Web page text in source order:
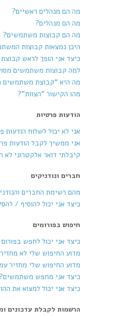
מה הם מנהלים ראשיים?
מה הם מנהלים?
מה הם קבוצות משתמשים?
היכן נמצאות קבוצות
כיצד אני הופך לראש
למה קבוצות משתמשים
מה היא “קבוצת משתמשים
מהו הקישור “הצוות”?
הודעות פרטיות
אני לא יכול לשלוח הודעות
אני ממשיך לקבל הודעות
קיבלתי דואר אלקטרוני
חברים ונודניקים
מהם רשימת החברים
כיצד אני יכול להוסיף /
חיפוש בפורומים
כיצד אני יכול לחפש
מדוע החיפוש שלי לא
מדוע החיפוש שלי מחזיר
כיצד אני מחפש משתמשים?
כיצד אני יכול למצוא את
הרשמות לקבלת עדכונים